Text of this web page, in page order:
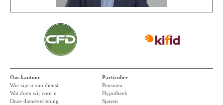
Ons kantoor
Wie zijn u van dienst
Wat doen wij voor u
Onze dienstverlening
Particulier
Pensioen
Hypotheek
Sparen